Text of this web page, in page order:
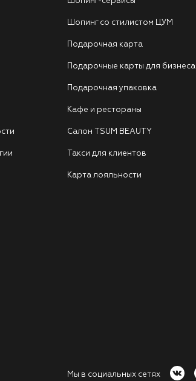
Шопинг со стилистом ЦУМ
Подарочная карта
Подарочные карты для бизнеса
Подарочная упаковка
Кафе и рестораны
Салон TSUM BEAUTY
Такси для клиентов
Карта лояльности
Мы в социальных сетях